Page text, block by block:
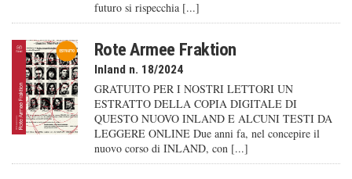
futuro si rispecchia [...]
Rote Armee Fraktion
Inland n. 18/2024
GRATUITO PER I NOSTRI LETTORI UN
ESTRATTO DELLA COPIA DIGITALE DI
QUESTO NUOVO INLAND E ALCUNI TESTI DA
LEGGERE ONLINE Due anni fa, nel concepire il
nuovo corso di INLAND, con [...]